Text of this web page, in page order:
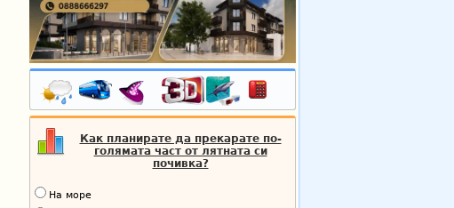
Как планирате да прекарате по-
голямата част от лятната си
почивка?
На море